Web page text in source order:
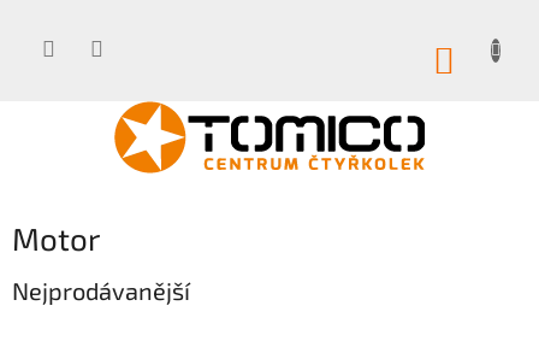
Motor
Nejprodávanější